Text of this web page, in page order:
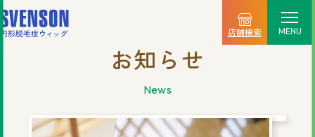
店舗検索 MENU
料金プラン
お知らせ
news